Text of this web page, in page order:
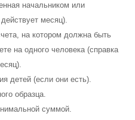
начальником или
месяц).
на котором должна быть
на одного человека (справка
детей (если они есть).
образца.
суммой.